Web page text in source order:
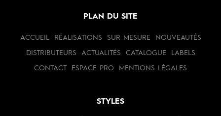
PLAN DU SITE
ACCUEIL RÉALISATIONS SUR MESURE NOUVEAUTÉS
DISTRIBUTEURS ACTUALITÉS CATALOGUE LABELS
CONTACT ESPACE PRO MENTIONS LÉGALES
STYLES